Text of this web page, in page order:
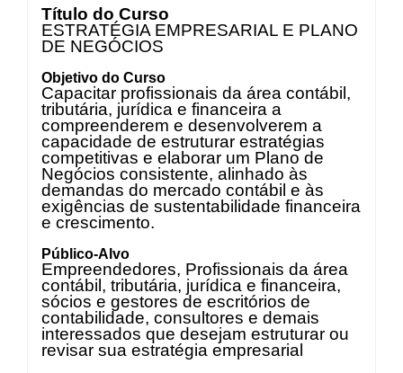
Título do Curso
ESTRATÉGIA EMPRESARIAL E PLANO
DE NEGÓCIOS
Objetivo do Curso
Capacitar profissionais da área contábil,
tributária, jurídica e financeira a
compreenderem e desenvolverem a
capacidade de estruturar estratégias
competitivas e elaborar um Plano de
Negócios consistente, alinhado às
demandas do mercado contábil e às
exigências de sustentabilidade financeira
e crescimento.
Público-Alvo
Empreendedores, Profissionais da área
contábil, tributária, jurídica e financeira,
sócios e gestores de escritórios de
contabilidade, consultores e demais
interessados que desejam estruturar ou
revisar sua estratégia empresarial